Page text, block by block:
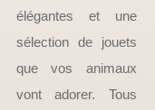
élégantes et une
sélection de jouets
que vos animaux
vont adorer. Tous